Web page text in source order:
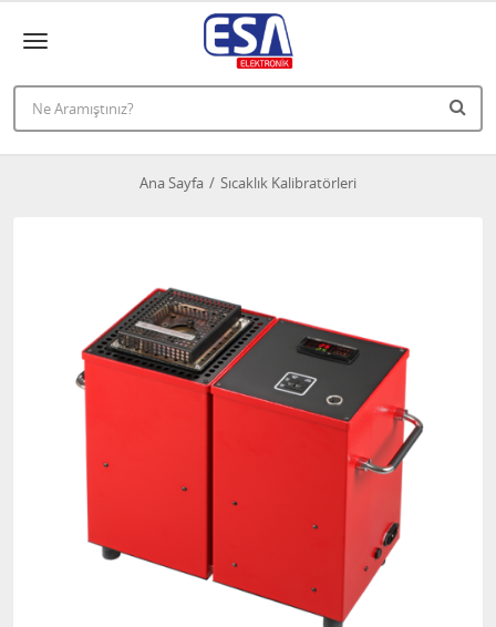
Ana Sayfa Sıcaklık Kalibratörleri